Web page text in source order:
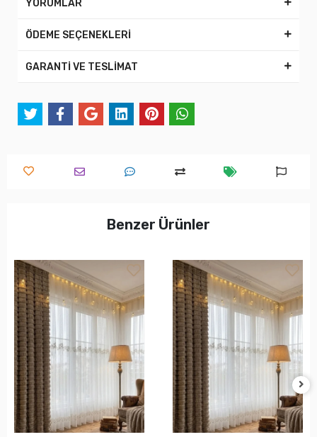
YORUMLAR
ÖDEME SEÇENEKLERİ
GARANTİ VE TESLİMAT
Benzer Ürünler